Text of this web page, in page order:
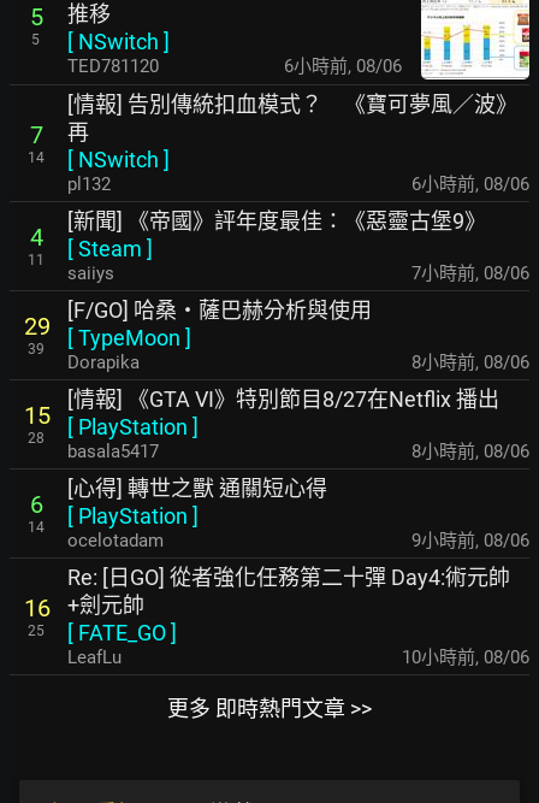
5
5
推移
[ NSwitch ]
TED781120 6小時前, 08/06
7
14
[情報] 告別傳統扣血模式？ 《寶可夢風／波》
再
[ NSwitch ]
pl132 6小時前, 08/06
4
11
[新聞] 《帝國》評年度最佳：《惡靈古堡9》
[Steam ]
saiiys 7小時前, 08/06
29
39
[F/GO] 哈桑・薩巴赫分析與使用
[TypeMoon ]
Dorapika 8小時前, 08/06
15
28
[情報] 《GTA VI》特別節目8/27在Netflix 播出
[ PlayStation ]
basala5417 8小時前, 08/06
6
14
[心得] 轉世之獸 通關短心得
[ PlayStation ]
ocelotadam 9小時前, 08/06
16
25
Re: [日GO] 從者強化任務第二十彈 Day4:術元帥
+劍元帥
[ FATE_GO]
LeafLu 10小時前, 08/06
更多 即時熱門文章 >>